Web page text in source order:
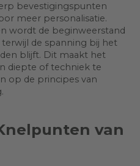
bevestigingspunten
meer personalisatie.
wordt de beginweerstand
terwijl de spanning bij het
blijft. Dit maakt het
diepte of techniek te
op de principes van
van